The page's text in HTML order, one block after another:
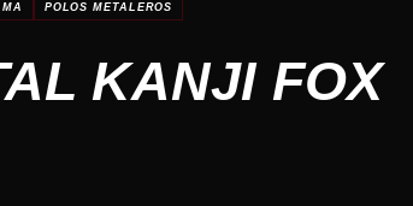
POLOS METALEROS
KANJI FOX